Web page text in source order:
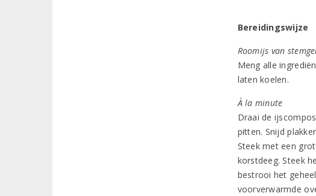
Bereidingswijze
Roomijs van
Meng alle
laten koelen.
À la minute
Draai de
pitten. Snijd
Steek met een
korstdeeg. Steek
bestrooi het
voorverwarmde